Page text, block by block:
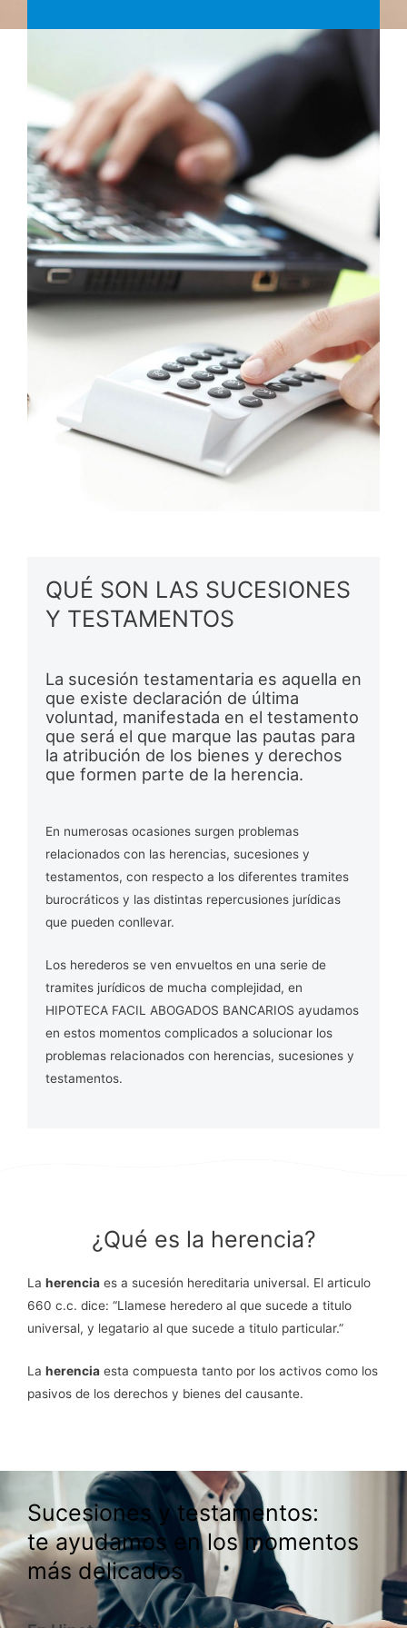
QUÉ SON LAS SUCESIONES
Y TESTAMENTOS
La sucesión testamentaria es aquella en
que existe declaración de última
voluntad, manifestada en el testamento
que será el que marque las pautas para
la atribución de los bienes y derechos
que formen parte de la herencia.
En numerosas ocasiones surgen problemas
relacionados con las herencias, sucesiones y
testamentos, con respecto a los diferentes tramites
burocráticos y las distintas repercusiones jurídicas
que pueden conllevar.
Los herederos se ven envueltos en una serie de
tramites jurídicos de mucha complejidad, en
HIPOTECA FACIL ABOGADOS BANCARIOS ayudamos
en estos momentos complicados a solucionar los
problemas relacionados con herencias, sucesiones y
testamentos.
¿Qué es la herencia?
La herencia es a sucesión hereditaria universal. El articulo
660 c.c. dice: “Llamese heredero al que sucede a titulo
universal, y legatario al que sucede a titulo particular.”
La herencia esta compuesta tanto por los activos como los
pasivos de los derechos y bienes del causante.
Sucesiones y testamentos:
te ayudamos en los momentos
más delicados